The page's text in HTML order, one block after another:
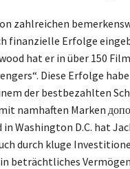
zahlreichen
finanzielle Erfolge
hat er in über 150
Diese Erfolge
der bestbezahlten
namhaften Marken
Washington D.C. hat
durch kluge
beträchtliches